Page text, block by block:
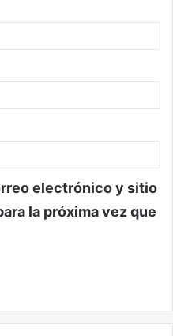
electrónico y sitio
la próxima vez que